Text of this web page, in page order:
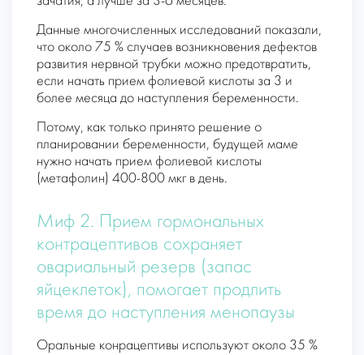
Данные многочисленных исследований показали,
что около 75 % случаев возникновения дефектов
развития нервной трубки можно предотвратить,
если начать прием фолиевой кислоты за 3 и
более месяца до наступления беременности.
Потому, как только принято решение о
планировании беременности, будущей маме
нужно начать прием фолиевой кислоты
(метафолин) 400-800 мкг в день.
Миф 2. Прием гормональных
контрацептивов сохраняет
овариальный резерв (запас
яйцеклеток), помогает продлить
время до наступления менопаузы
Оральные конрацептивы используют около 35 %